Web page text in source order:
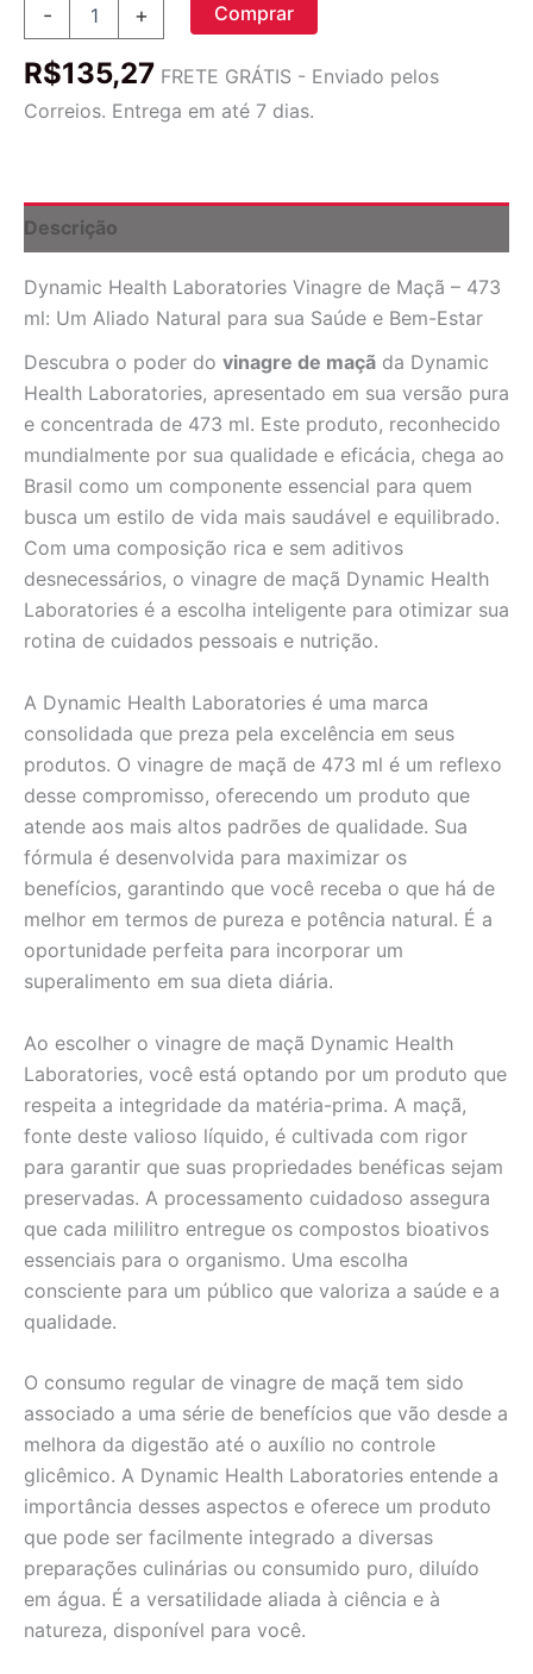
-
Vinagre
Maçã
Pureza
e
para
o
Estar
Brasileiro
+ Comprar
R$135,27 FRETE GRÁTIS - Enviado pelos
Correios. Entrega em até 7 dias.
Descrição
Dynamic Health Laboratories Vinagre de Maçã – 473
ml: Um Aliado Natural para sua Saúde e Bem-Estar
Descubra o poder do vinagre de maçã da Dynamic
Health Laboratories, apresentado em sua versão pura
e concentrada de 473 ml. Este produto, reconhecido
mundialmente por sua qualidade e eficácia, chega ao
Brasil como um componente essencial para quem
busca um estilo de vida mais saudável e equilibrado.
Com uma composição rica e sem aditivos
desnecessários, o vinagre de maçã Dynamic Health
Laboratories é a escolha inteligente para otimizar sua
rotina de cuidados pessoais e nutrição.
A Dynamic Health Laboratories é uma marca
consolidada que preza pela excelência em seus
produtos. O vinagre de maçã de 473 ml é um reflexo
desse compromisso, oferecendo um produto que
atende aos mais altos padrões de qualidade. Sua
fórmula é desenvolvida para maximizar os
benefícios, garantindo que você receba o que há de
melhor em termos de pureza e potência natural. É a
oportunidade perfeita para incorporar um
superalimento em sua dieta diária.
Ao escolher o vinagre de maçã Dynamic Health
Laboratories, você está optando por um produto que
respeita a integridade da matéria-prima. A maçã,
fonte deste valioso líquido, é cultivada com rigor
para garantir que suas propriedades benéficas sejam
preservadas. A processamento cuidadoso assegura
que cada mililitro entregue os compostos bioativos
essenciais para o organismo. Uma escolha
consciente para um público que valoriza a saúde e a
qualidade.
O consumo regular de vinagre de maçã tem sido
associado a uma série de benefícios que vão desde a
melhora da digestão até o auxílio no controle
glicêmico. A Dynamic Health Laboratories entende a
importância desses aspectos e oferece um produto
que pode ser facilmente integrado a diversas
preparações culinárias ou consumido puro, diluído
em água. É a versatilidade aliada à ciência e à
natureza, disponível para você.